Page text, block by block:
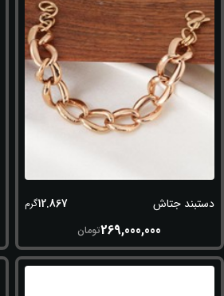
دستبند جتاش 12.867گرم
269,000,000تومان